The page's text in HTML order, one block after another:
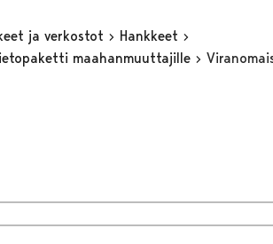
ja verkostot
Hankkeet
maahanmuuttajille